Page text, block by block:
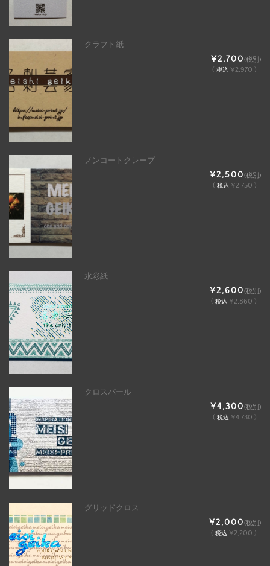
クラフト紙
¥2,700(税別)
( 税込 ¥2,970 )
ノンコートクレープ
¥2,500(税別)
( 税込 ¥2,750 )
水彩紙
¥2,600(税別)
( 税込 ¥2,860 )
クロスパール
¥4,300(税別)
( 税込 ¥4,730 )
グリッドクロス
¥2,000(税別)
( 税込 ¥2,200 )